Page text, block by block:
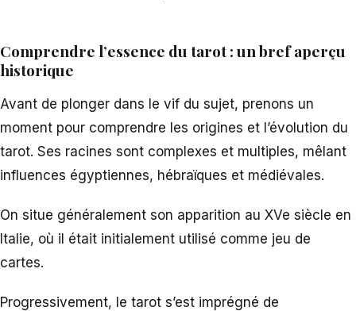
Comprendre l’essence du tarot : un bref aperçu
historique
Avant de plonger dans le vif du sujet, prenons un
moment pour comprendre les origines et l’évolution du
tarot. Ses racines sont complexes et multiples, mêlant
influences égyptiennes, hébraïques et médiévales.
On situe généralement son apparition au XVe siècle en
Italie, où il était initialement utilisé comme jeu de
cartes.
Progressivement, le tarot s’est imprégné de